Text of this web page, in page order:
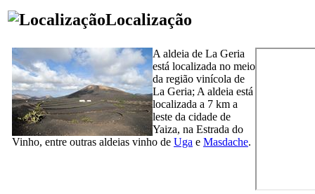
Localização
A aldeia de La Geria
está localizada no meio
da região vinícola de
La Geria; A aldeia está
localizada a 7 km a
leste da cidade de
Yaiza, na Estrada do
Vinho, entre outras aldeias vinho de Uga e Masdache.